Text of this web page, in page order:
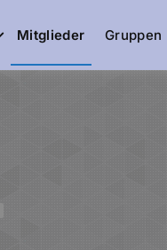
Mitglieder Gruppen